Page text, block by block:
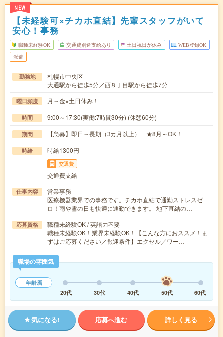
NEW
【未経験可×チカホ直結】先輩スタッフがいて
安心！事務
職種未経験OK 交通費別途支給あり 土日祝日が休み WEB登録OK
派遣
勤務地
札幌市中央区
大通駅から徒歩5分／西８丁目駅から徒歩7分
曜日頻度 月～金※土日休み！
時間 9:00～17:30(実働:7時間30分) (休憩60分)
期間 【急募】即日～長期（3カ月以上） ★8月～OK！
時給 時給1300円
交通費
交通費支給
仕事内容
営業事務
医療機器業界での事務です。チカホ直結で通勤ストレスゼ
ロ！雨や雪の日も快適に通勤できます。 地下直結の…
応募資格
職種未経験OK / 英語力不要
職種未経験OK！業界未経験OK！【こんな方におススメ！ま
ずはご応募ください／歓迎条件】エクセル／ワー…
職場の雰囲気
年齢層
20代
30代 40代 50代 60代
気になる! 応募へ進む 詳しく見る